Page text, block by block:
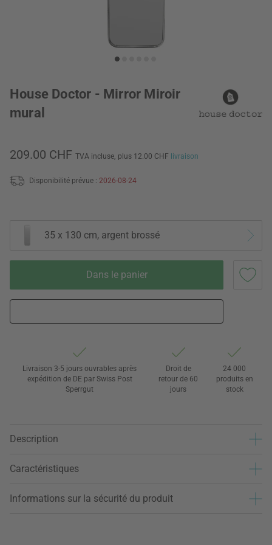
House Doctor - Mirror Miroir
mural
209.00 CHF TVA incluse, plus 12.00 CHF livraison
Disponibilité prévue : 2026-08-24
35 x 130 cm, argent brossé
Dans le panier
Livraison 3-5 jours ouvrables après
expédition de DE par Swiss Post
Sperrgut
Droit de
retour de 60
jours
24 000
produits en
stock
Description
Caractéristiques
Informations sur la sécurité du produit